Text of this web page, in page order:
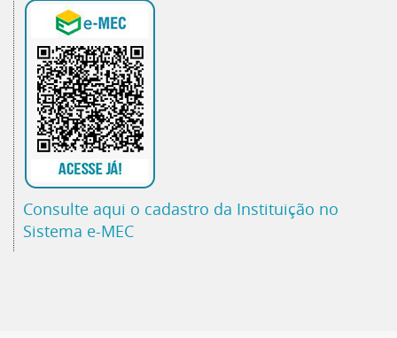
Consulte aqui o cadastro da Instituição no
Sistema e-MEC